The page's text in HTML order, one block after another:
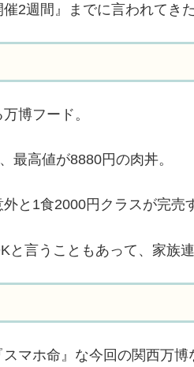
2週間』までに言われてき
博フード。
最高値が8880円の肉丼。
と1食2000円クラスが完売
と言うこともあって、家族
マホ命』な今回の関西万